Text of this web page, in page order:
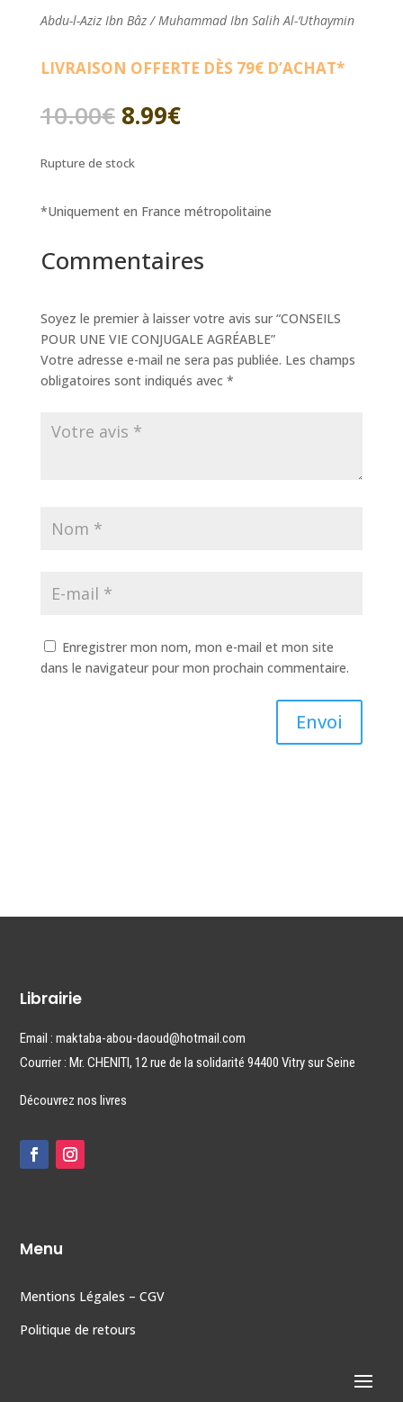
Abdu-l-Aziz Ibn Bâz / Muhammad Ibn Salih Al-‘Uthaymin
LIVRAISON OFFERTE DÈS 79€ D’ACHAT*
10.00€ Le
prix
initial
était :
10.00€.
8.99€Le
prix
8.99€.
Rupture de stock
*Uniquement en France métropolitaine
Commentaires
Soyez le premier à laisser votre avis sur “CONSEILS
POUR UNE VIE CONJUGALE AGRÉABLE”
Votre adresse e-mail ne sera pas publiée. Les champs
obligatoires sont indiqués avec *
Enregistrer mon nom, mon e-mail et mon site
dans le navigateur pour mon prochain commentaire.
Envoi
Librairie
Email : maktaba-abou-daoud@hotmail.com
Courrier : Mr. CHENITI, 12 rue de la solidarité 94400 Vitry sur Seine
Découvrez nos livres
Menu
Mentions Légales –CGV
Politique de retours